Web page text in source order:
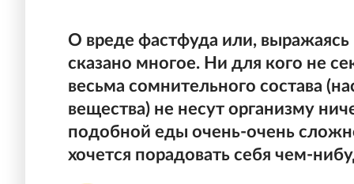
О вреде фастфуда или,
сказано многое. Ни для кого не
весьма сомнительного состава
вещества) не несут организму
подобной еды очень-очень
хочется порадовать себя чем-